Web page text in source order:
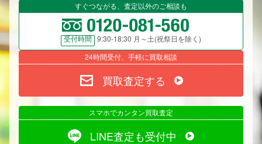
すぐつながる、査定以外のご相談も
受付時間
9:30-18:30 月～土(祝祭日を除く)
24時間受付、手軽に買取相談
買取査定する
スマホでカンタン買取査定
LINE査定も受付中